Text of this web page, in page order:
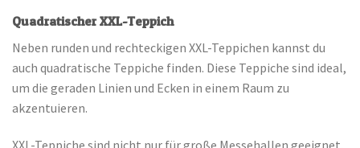
Quadratischer XXL-Teppich
Neben runden und rechteckigen XXL-Teppichen kannst du
auch quadratische Teppiche finden. Diese Teppiche sind ideal,
um die geraden Linien und Ecken in einem Raum zu
akzentuieren.
XXL-Teppiche sind nicht nur für große Messehallen geeignet,